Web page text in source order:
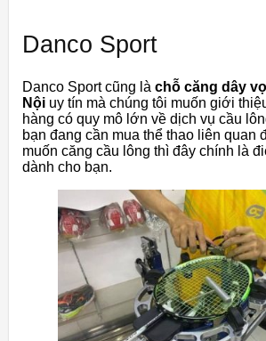
Danco Sport
Danco Sport cũng là chỗ căng dây
Nội uy tín mà chúng tôi muốn giới
hàng có quy mô lớn về dịch vụ cầu
bạn đang cần mua thể thao liên quan
muốn căng cầu lông thì đây chính là
dành cho bạn.